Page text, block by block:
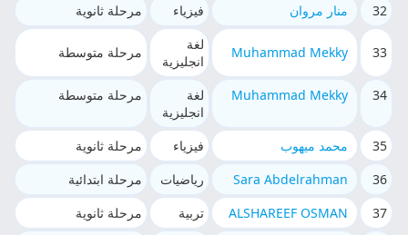
32
منار مروان فيزياء مرحلة ثانوية
33
Muhammad Mekky
لغة
انجليزية
مرحلة متوسطة
34
Muhammad Mekky
لغة
انجليزية
مرحلة متوسطة
35 محمد ميهوب فيزياء
مرحلة ثانوية
36
Sara Abdelrahman رياضيات
مرحلة ابتدائية
37
ALSHAREEF OSMAN تربية
مرحلة ثانوية